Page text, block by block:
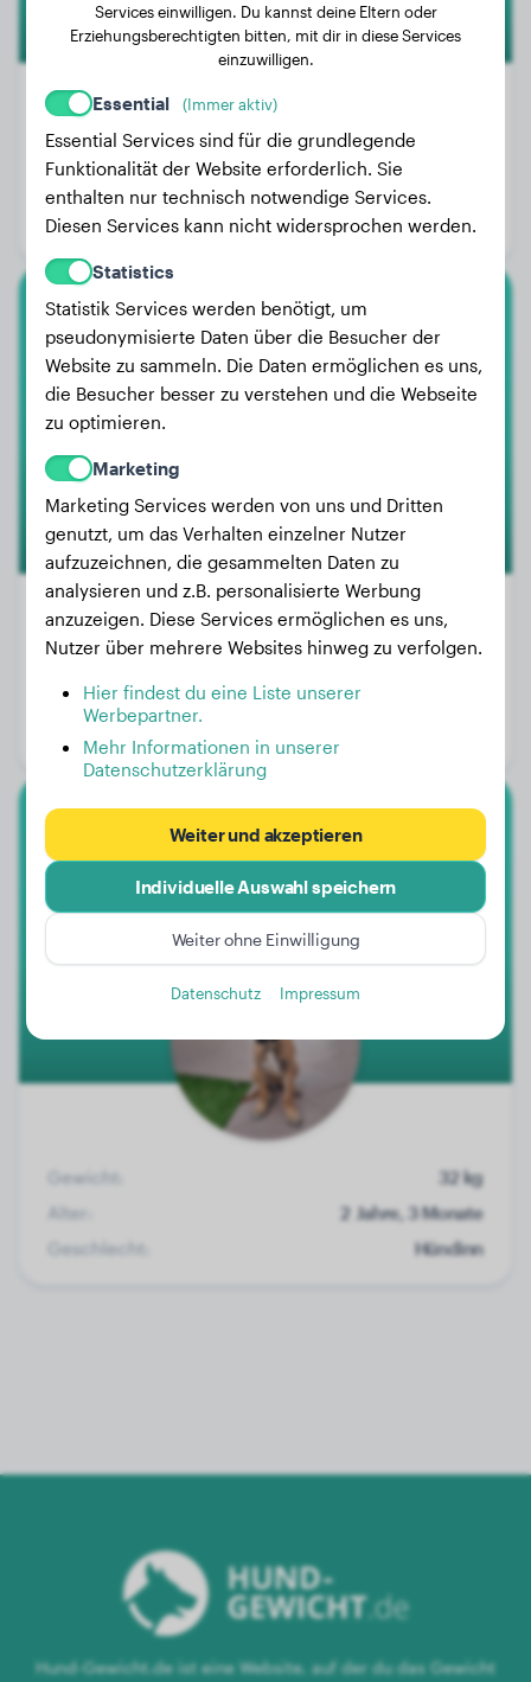
Gewicht:
Alter:
2 Jahre, 7 Monate
Geschlecht:
Hündinn
Magyar Vizsla
Victoria
Alter:
1 Jahr, 9 Monate
Geschlecht:
Bullmastiff
Lily
Gewicht:
32 kg
Alter:
2 Jahre, 3 Monate
Geschlecht:
Hündinn
Hund-Gewicht.de ist eine Website, auf der du das Gewicht
Services einwilligen. Du kannst deine Eltern oder
Erziehungsberechtigten bitten, mit dir in diese Services
einzuwilligen.
Essential (Immer aktiv)
Essential Services sind für die grundlegende
Funktionalität der Website erforderlich. Sie
enthalten nur technisch notwendige Services.
Diesen Services kann nicht widersprochen werden.
Statistics
Statistik Services werden benötigt, um
pseudonymisierte Daten über die Besucher der
Website zu sammeln. Die Daten ermöglichen es uns,
die Besucher besser zu verstehen und die Webseite
zu optimieren.
Marketing
Marketing Services werden von uns und Dritten
genutzt, um das Verhalten einzelner Nutzer
aufzuzeichnen, die gesammelten Daten zu
analysieren und z.B. personalisierte Werbung
anzuzeigen. Diese Services ermöglichen es uns,
Nutzer über mehrere Websites hinweg zu verfolgen.
Hier findest du eine Liste unserer
Werbepartner.
Mehr Informationen in unserer
Datenschutzerklärung
Weiter und akzeptieren
Individuelle Auswahl speichern
Weiter ohne Einwilligung
Datenschutz Impressum